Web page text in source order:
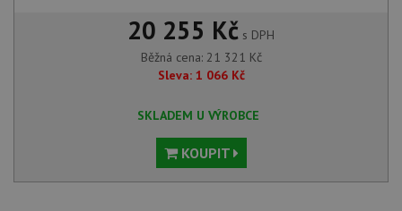
20 255 Kč s DPH
Běžná cena: 21 321 Kč
Sleva: 1 066 Kč
SKLADEM U VÝROBCE
KOUPIT